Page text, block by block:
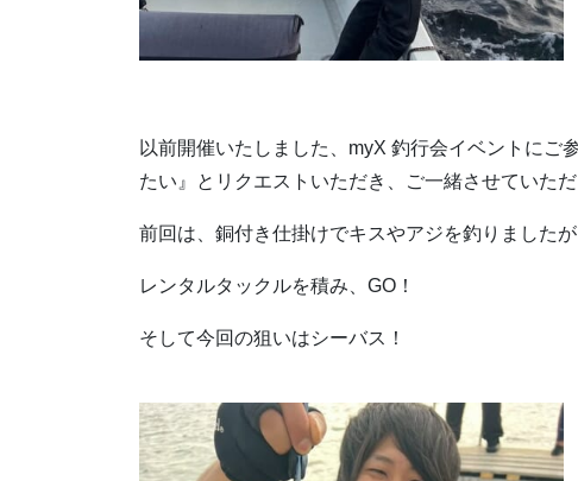
以前開催いたしました、myX 釣行会イベントにご
たい』とリクエストいただき、ご一緒させていただ
前回は、銅付き仕掛けでキスやアジを釣りました
レンタルタックルを積み、GO！
そして今回の狙いはシーバス！